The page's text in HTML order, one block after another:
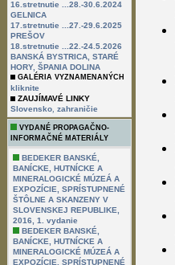
16.stretnutie ...28.-30.6.2024
GELNICA
17.stretnutie ...27.-29.6.2025
PREŠOV
18.stretnutie ...22.-24.5.2026
BANSKÁ BYSTRICA, STARÉ
HORY, ŠPANIA DOLINA
GALÉRIA VYZNAMENANÝCH
kliknite
ZAUJÍMAVÉ LINKY
Slovensko zahraničie
VYDANÉ PROPAGAČNO-
INFORMAČNÉ MATERIÁLY
BEDEKER BANSKÉ,
BANÍCKE, HUTNÍCKE A
MINERALOGICKÉ MÚZEÁ A
EXPOZÍCIE, SPRÍSTUPNENÉ
ŠTÔLNE A SKANZENY V
SLOVENSKEJ REPUBLIKE,
2016, 1. vydanie
BEDEKER BANSKÉ,
BANÍCKE, HUTNÍCKE A
MINERALOGICKÉ MÚZEÁ A
EXPOZÍCIE, SPRÍSTUPNENÉ